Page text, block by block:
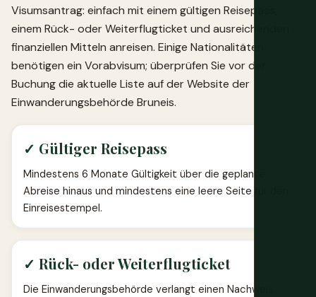
Visumsantrag: einfach mit einem gültigen Reisepass,
einem Rück- oder Weiterflugticket und ausreichenden
finanziellen Mitteln anreisen. Einige Nationalitäten
benötigen ein Vorabvisum; überprüfen Sie vor der
Buchung die aktuelle Liste auf der Website der
Einwanderungsbehörde Bruneis.
✓ Gültiger Reisepass
Mindestens 6 Monate Gültigkeit über die geplante
Abreise hinaus und mindestens eine leere Seite für den
Einreisestempel.
✓ Rück- oder Weiterflugticket
Die Einwanderungsbehörde verlangt einen Nachweis,